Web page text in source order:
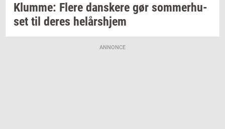
Klum­me: Flere dan­ske­re gør som­mer­hu­
set til deres helårs­hjem
ANNONCE